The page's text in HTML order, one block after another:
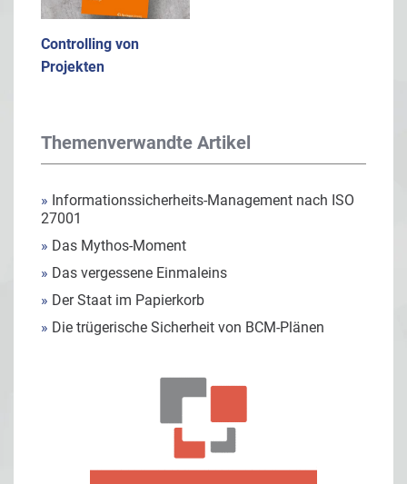
Controlling von
Projekten
Themenverwandte Artikel
» Informationssicherheits-Management nach ISO
27001
» Das Mythos-Moment
» Das vergessene Einmaleins
» Der Staat im Papierkorb
» Die trügerische Sicherheit von BCM-Plänen